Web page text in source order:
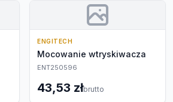
ENGITECH
Mocowanie wtryskiwacza
ENT250596
43,53 złbrutto